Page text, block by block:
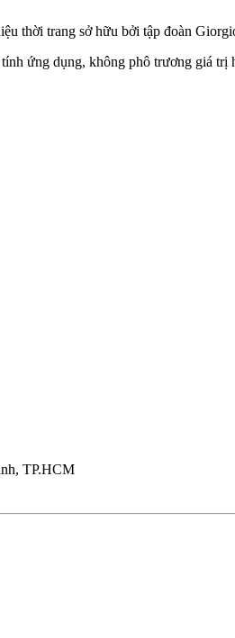
thời trang sở hữu bởi tập đoàn
ứng dụng, không phô trương giá
TP.HCM